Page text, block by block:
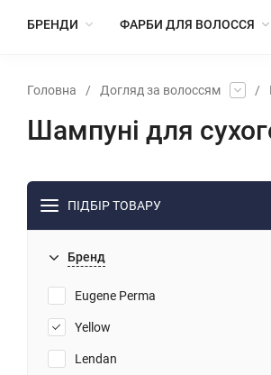
БРЕНДИ ФАРБИ ДЛЯ ВОЛОССЯ
Головна / Догляд за волоссям /
Шампуні для
ПІДБІР ТОВАРУ
Бренд
Eugene Perma
Yellow
Lendan